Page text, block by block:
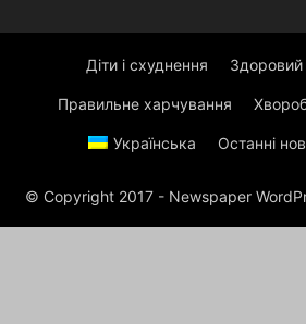
Діти і схуднення Здоровий
Правильне харчування
Українська Останні
© Copyright 2017 - Newspaper